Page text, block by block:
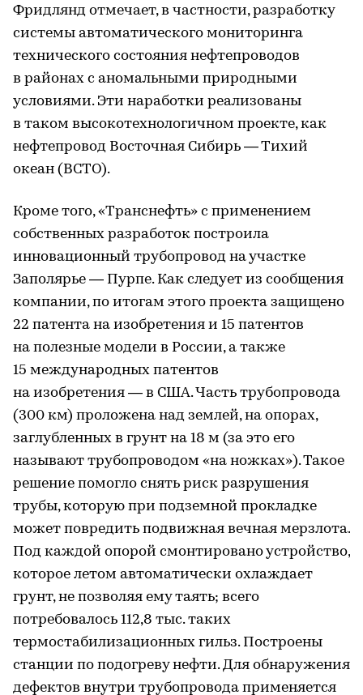
Фридлянд отмечает, в частности, разработку
системы автоматического мониторинга
технического состояния нефтепроводов
в районах с аномальными природными
условиями. Эти наработки реализованы
в таком высокотехнологичном проекте, как
нефтепровод Восточная Сибирь — Тихий
океан (ВСТО).
Кроме того, «Транснефть» с применением
собственных разработок построила
инновационный трубопровод на участке
Заполярье — Пурпе. Как следует из сообщения
компании, по итогам этого проекта защищено
22 патента на изобретения и 15 патентов
на полезные модели в России, а также
15 международных патентов
на изобретения — в США. Часть трубопровода
(300 км) проложена над землей, на опорах,
заглубленных в грунт на 18 м (за это его
называют трубопроводом «на ножках»). Такое
решение помогло снять риск разрушения
трубы, которую при подземной прокладке
может повредить подвижная вечная мерзлота.
Под каждой опорой смонтировано устройство,
которое летом автоматически охлаждает
грунт, не позволяя ему таять; всего
потребовалось 112,8 тыс. таких
термостабилизационных гильз. Построены
станции по подогреву нефти. Для обнаружения
дефектов внутри трубопровода применяется